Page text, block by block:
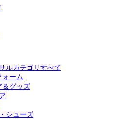
ルカテゴリすべて
ォーム
＆グッズ
シューズ